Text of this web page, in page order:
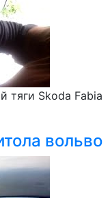
тяги Skoda Fabia
вольво